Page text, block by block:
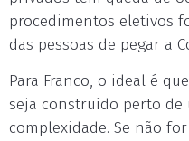
procedimentos eletivos
das pessoas de pegar a
Para Franco, o ideal é
seja construído perto
complexidade. Se não